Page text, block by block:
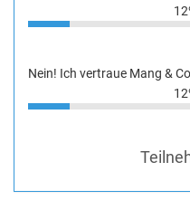
Nein! Ich vertraue Mang &